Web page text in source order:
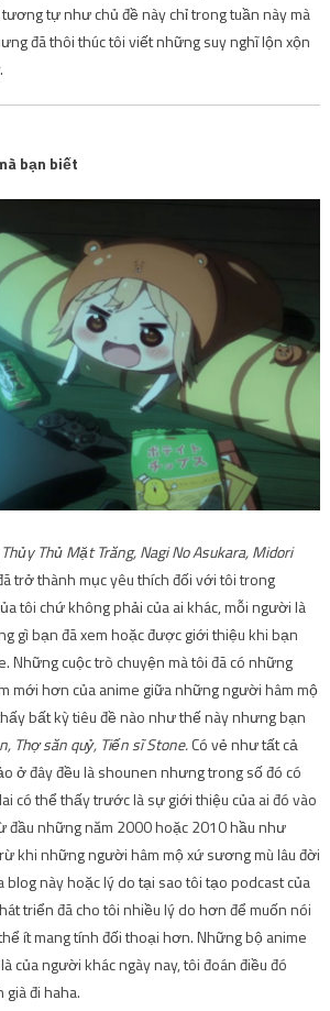
tự như chủ đề này chỉ trong tuần này mà
đã thôi thúc tôi viết những suy nghĩ lộn xộn
bạn biết
Thủ Mặt Trăng, Nagi No Asukara, Midori
trở thành mục yêu thích đối với tôi trong
tôi chứ không phải của ai khác, mỗi người là
gì bạn đã xem hoặc được giới thiệu khi bạn
Những cuộc trò chuyện mà tôi đã có những
mới hơn của anime giữa những người hâm mộ
bất kỳ tiêu đề nào như thế này nhưng bạn
Thợ săn quỷ, Tiến sĩ Stone.Có vẻ như tất cả
ở đây đều là shounen nhưng trong số đó có
có thể thấy trước là sự giới thiệu của ai đó vào
đầu những năm 2000 hoặc 2010 hầu như
khi những người hâm mộ xứ sương mù lâu đời
blog này hoặc lý do tại sao tôi tạo podcast của
triển đã cho tôi nhiều lý do hơn để muốn nói
ít mang tính đối thoại hơn. Những bộ anime
của người khác ngày nay, tôi đoán điều đó
đi haha.